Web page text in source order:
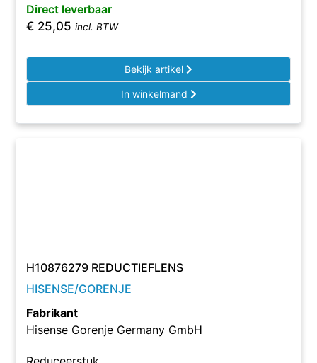
Direct leverbaar
€ 25,05 incl. BTW
Bekijk artikel
In winkelmand
H10876279 REDUCTIEFLENS
HISENSE/GORENJE
Fabrikant
Hisense Gorenje Germany GmbH